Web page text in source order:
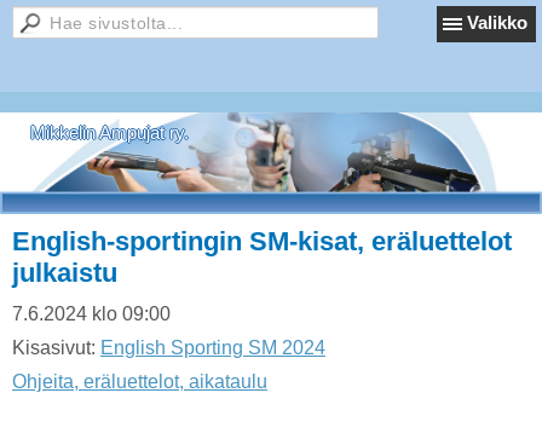
Valikko
Mikkelin Ampujat ry.
English-sportingin SM-kisat, eräluettelot
julkaistu
7.6.2024 klo 09:00
Kisasivut: English Sporting SM 2024
Ohjeita, eräluettelot, aikataulu